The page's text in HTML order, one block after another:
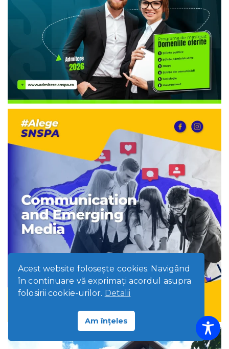
Acest website foloseşte cookies. Navigând
în continuare vă exprimaţi acordul asupra
folosirii cookie-urilor. Detalii
Am înțeles